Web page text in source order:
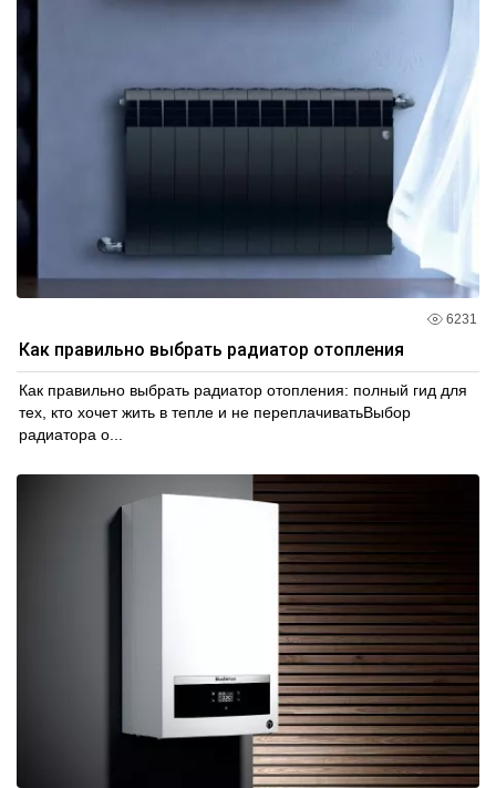
6231
Как правильно выбрать радиатор отопления
Как правильно выбрать радиатор отопления: полный гид для
тех, кто хочет жить в тепле и не переплачиватьВыбор
радиатора о...